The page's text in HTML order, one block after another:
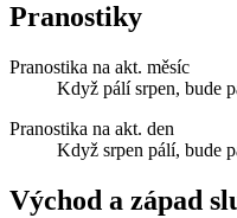
Pranostiky
Pranostika na akt. měsíc
Když pálí srpen, bude
Pranostika na akt. den
Když srpen pálí, bude
Východ a západ